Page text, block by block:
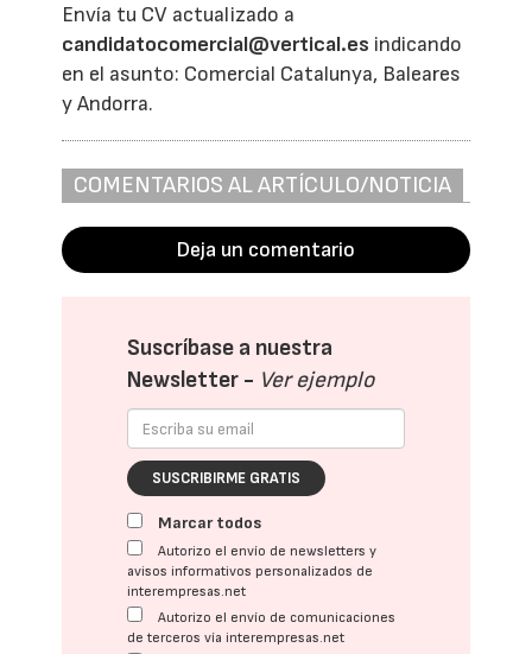
Envía tu CV actualizado a
candidatocomercial@vertical.es indicando
en el asunto: Comercial Catalunya, Baleares
y Andorra.
COMENTARIOS AL ARTÍCULO/NOTICIA
Deja un comentario
Suscríbase a nuestra
Newsletter - Ver ejemplo
SUSCRIBIRME GRATIS
Marcar todos
Autorizo el envío de newsletters y
avisos informativos personalizados de
interempresas.net
Autorizo el envío de comunicaciones
de terceros vía interempresas.net